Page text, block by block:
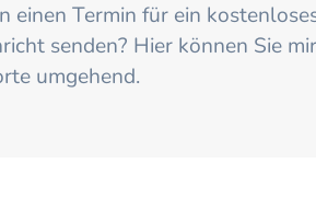
einen Termin für ein
senden? Hier können Sie
umgehend.